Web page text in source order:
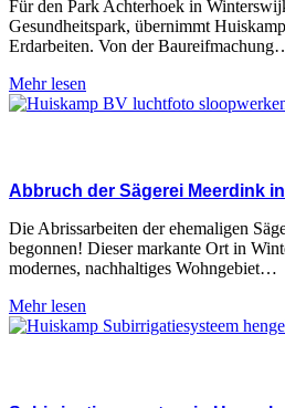
Für den Park Achterhoek in
Gesundheitspark, übernimmt
Erdarbeiten. Von der
Mehr lesen
Abbruch der Sägerei Meerdink
Die Abrissarbeiten der ehemaligen
begonnen! Dieser markante Ort in
modernes, nachhaltiges Wohngebiet…
Mehr lesen